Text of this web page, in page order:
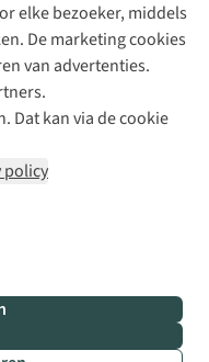
elke bezoeker, middels
De marketing cookies
van advertenties.
Dat kan via de cookie
policy
Bever
B.V.